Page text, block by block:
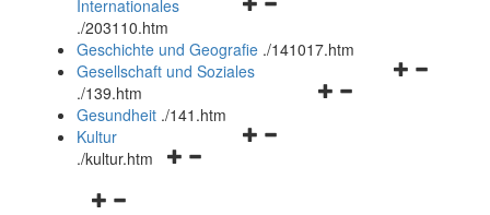
und
schließen
Internationales
./203110.htm
Geschichte und Geografie ./141017.htm
Navigationsmenü
Gesellschaft und Soziales
./139.htm
Navigationsmenü
Gesundheit ./141.htm
Navigationsmenü
Kultur
./kultur.htm
Navigationsmenü